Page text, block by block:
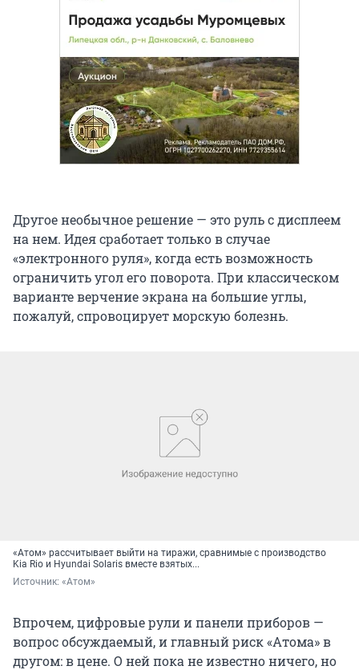
Другое необычное решение — это руль с дисплеем
на нем. Идея сработает только в случае
«электронного руля», когда есть возможность
ограничить угол его поворота. При классическом
варианте верчение экрана на большие углы,
пожалуй, спровоцирует морскую болезнь.
«Атом» рассчитывает выйти на тиражи, сравнимые с производство
Kia Rio и Hyundai Solaris вместе взятых...
Источник: «Атом»
Впрочем, цифровые рули и панели приборов —
вопрос обсуждаемый, и главный риск «Атома» в
другом: в цене. О ней пока не известно ничего, но